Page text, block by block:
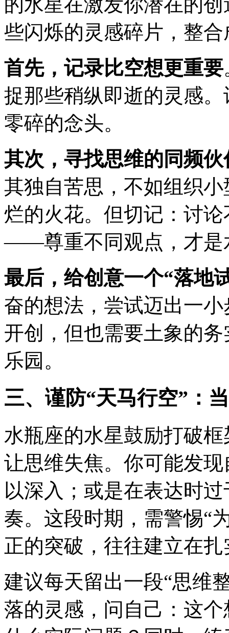
些闪烁的灵感碎片，整
首先，记录比空想更重要
捉那些稍纵即逝的灵感
零碎的念头。
其次，寻找思维的同频伙
其独自苦思，不如组织
烂的火花。但切记：讨
——尊重不同观点，才是
最后，给创意一个“落地
奋的想法，尝试迈出一
开创，但也需要土象的
乐园。
三、谨防“天马行空”：
水瓶座的水星鼓励打破
让思维失焦。你可能发
以深入；或是在表达时
奏。这段时期，需警惕
正的突破，往往建立在
建议每天留出一段“思维
落的灵感，问自己：这